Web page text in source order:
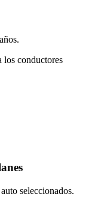
los conductores
seleccionados.